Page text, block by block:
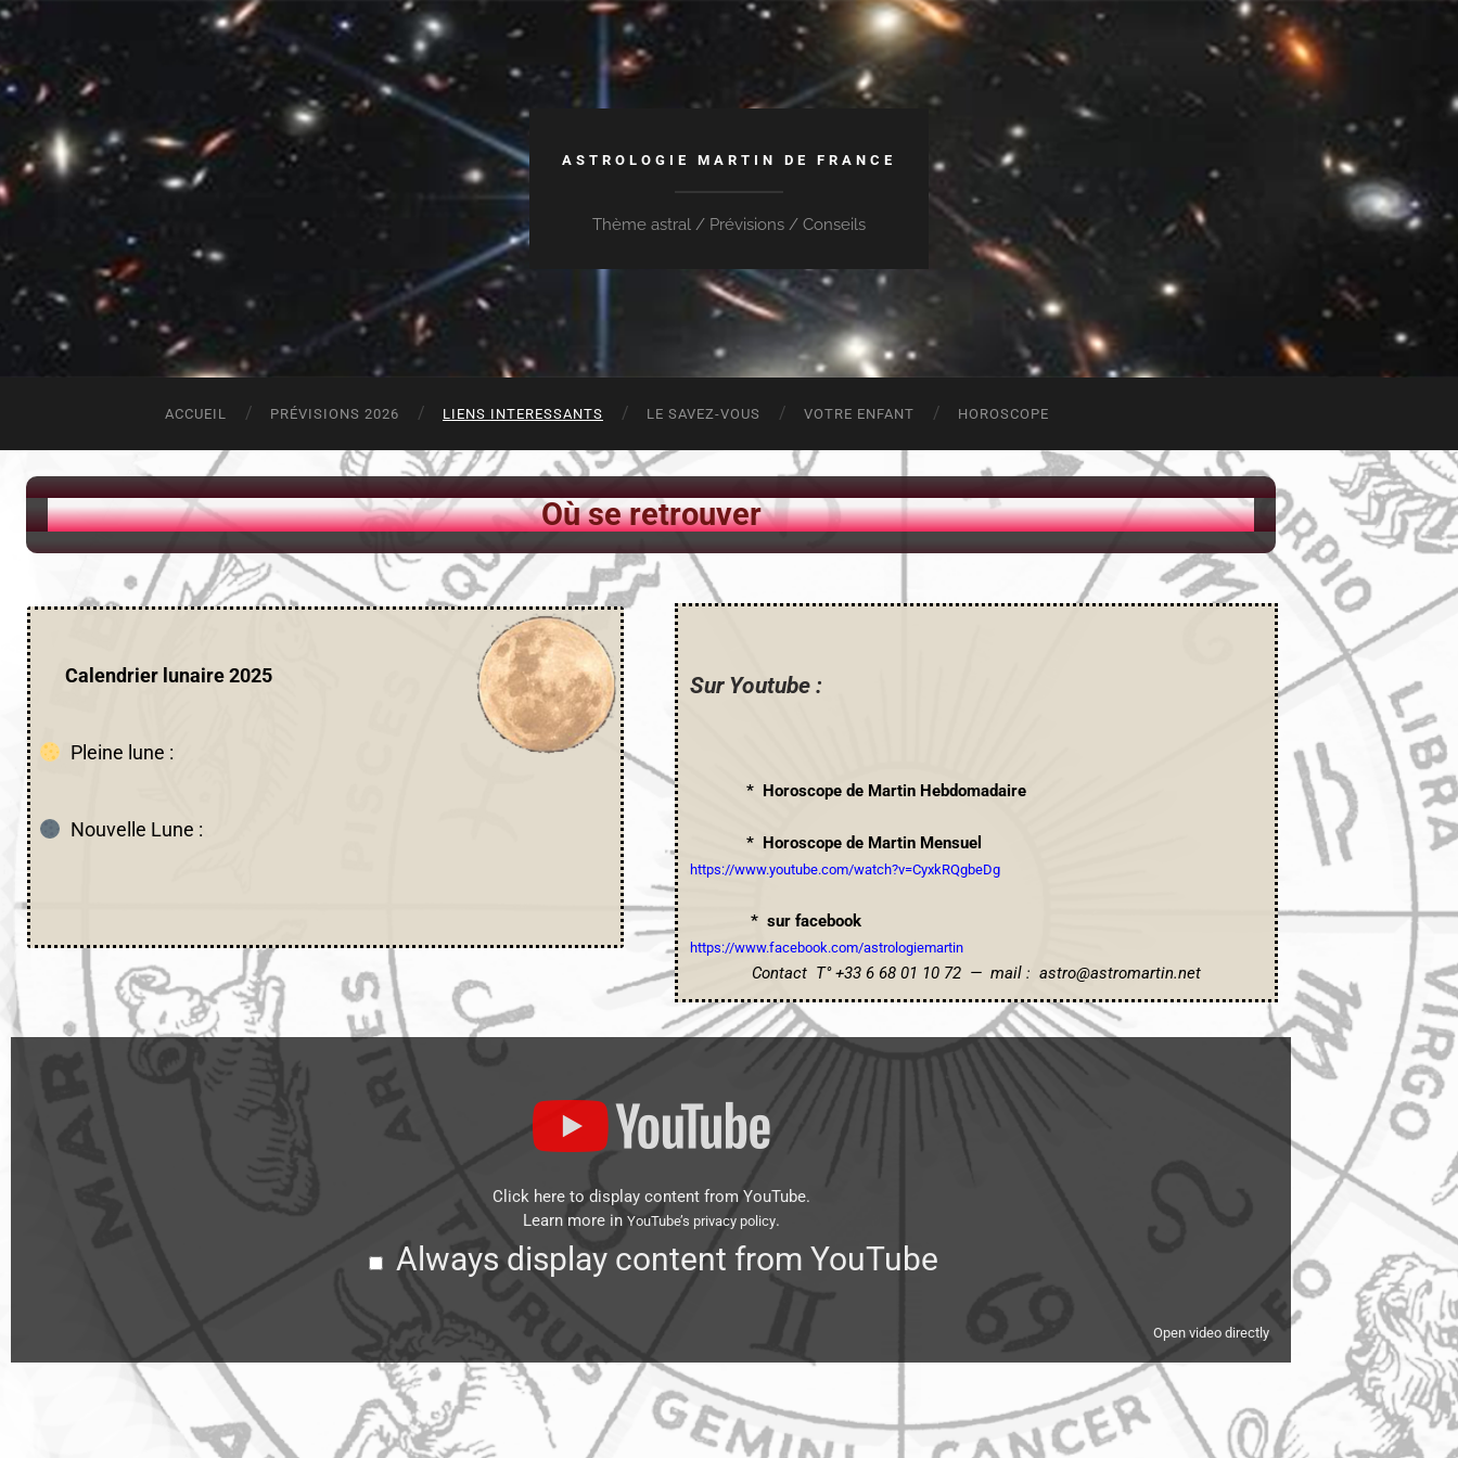
ASTROLOGIE MARTIN DE FRANCE
Thème astral / Prévisions / Conseils
ACCUEIL PRÉVISIONS 2026 LIENS INTERESSANTS LE SAVEZ-VOUS VOTRE ENFANT HOROSCOPE
Où se retrouver
Calendrier lunaire 2025
Pleine lune :
Nouvelle Lune :
Sur Youtube :
* Horoscope de Martin Hebdomadaire
* Horoscope de Martin Mensuel
https://www.youtube.com/watch?v=CyxkRQgbeDg
* sur facebook
https://www.facebook.com/astrologiemartin
Contact T° +33 6 68 01 10 72 — mail : astro@astromartin.net
Click here to display content from YouTube.
Learn more in YouTube’s privacy policy.
Always display content from YouTube
Open video directly